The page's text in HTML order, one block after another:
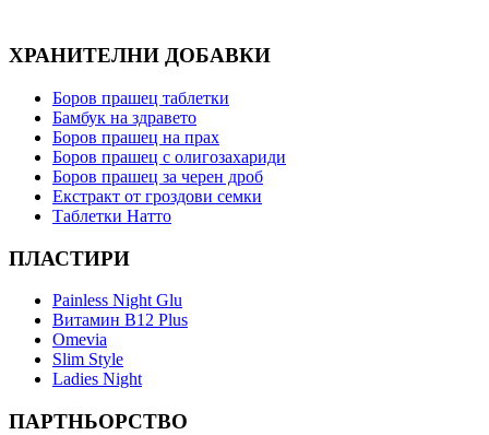
ХРАНИТЕЛНИ ДОБАВКИ
Боров прашец таблетки
Бамбук на здравето
Боров прашец на прах
Боров прашец с олигозахариди
Боров прашец за черен дроб
Екстракт от гроздови семки
Таблетки Натто
ПЛАСТИРИ
Painless Night Glu
Витамин B12 Plus
Оmevia
Slim Style
Ladies Night
ПАРТНЬОРСТВО